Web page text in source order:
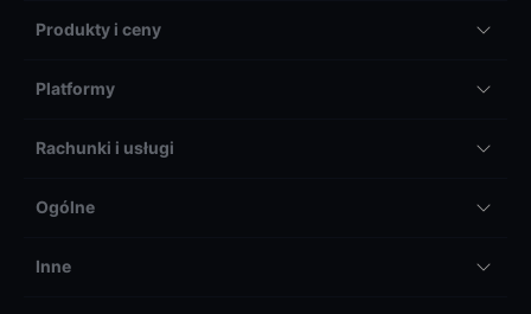
Produkty i ceny
Platformy
Rachunki i usługi
Ogólne
Inne